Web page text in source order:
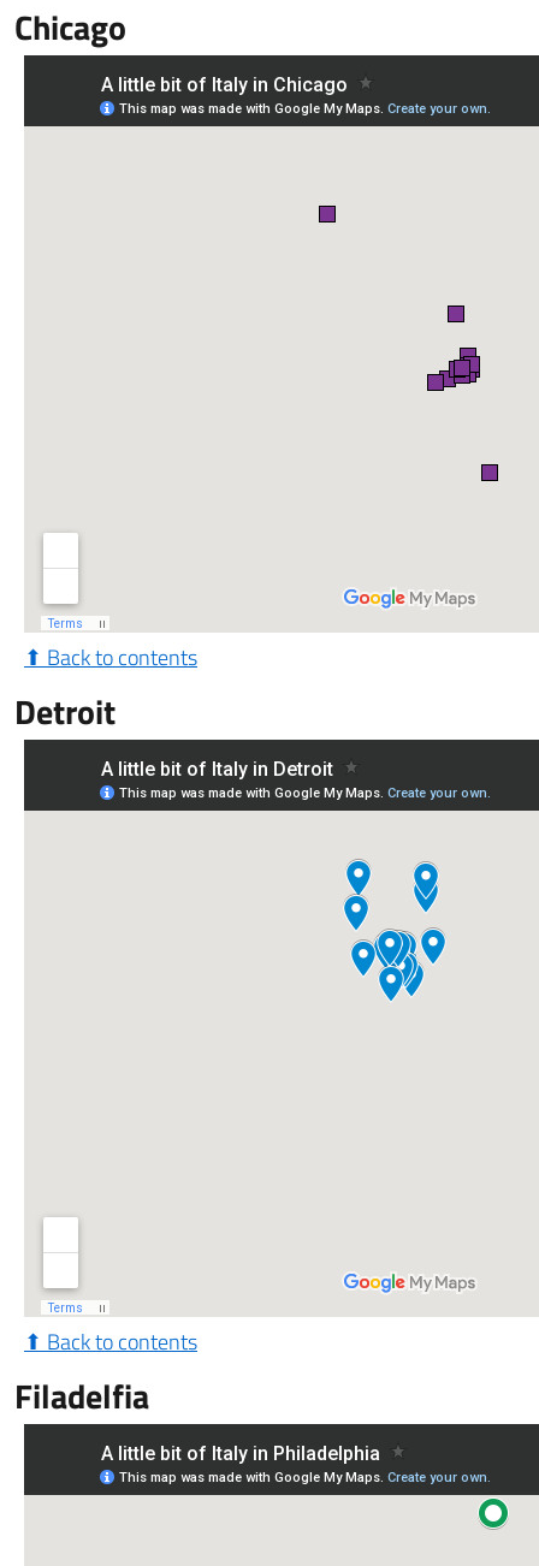
Chicago
⬆ Back to contents
Detroit
⬆ Back to contents
Filadelfia